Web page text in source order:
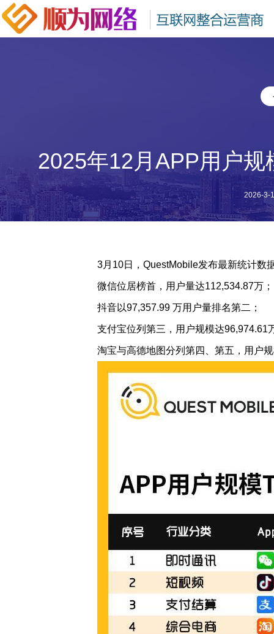
2025年12月APP用户
2026-3-
3月10日，QuestMobile发布最新统计数
微信位居榜首，用户量达112,534.87万；
抖音以97,357.99 万用户量排名第二；
支付宝位列第三，用户规模达96,974.61
淘宝与高德地图分列第四、第五，用户